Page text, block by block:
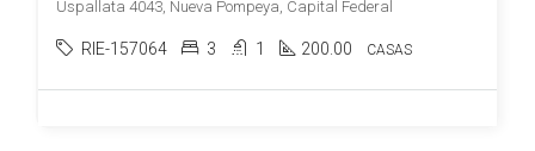
Uspallata 4043, Nueva Pompeya, Capital Federal
RIE-157064 3 1 200.00 CASAS